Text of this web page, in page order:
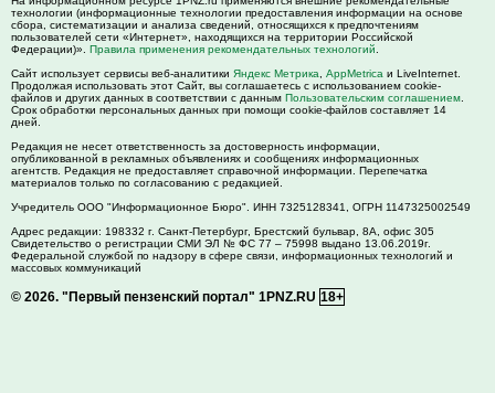
технологии (информационные технологии предоставления информации на основе
сбора, систематизации и анализа сведений, относящихся к предпочтениям
пользователей сети «Интернет», находящихся на территории Российской
Федерации)». Правила применения рекомендательных технологий
Сайт использует сервисы веб-аналитики Яндекс Метрика AppMetrica и LiveInternet.
Продолжая использовать этот Сайт, вы соглашаетесь с использованием cookie-
файлов и других данных в соответствии с данным Пользовательским соглашением
Срок обработки персональных данных при помощи cookie-файлов составляет 14
дней.
Редакция не несет ответственность за достоверность информации,
опубликованной в рекламных объявлениях и сообщениях информационных
агентств. Редакция не предоставляет справочной информации. Перепечатка
материалов только по согласованию с редакцией.
Учредитель ООО "Информационное Бюро". ИНН 7325128341, ОГРН 1147325002549
Адрес редакции: 198332 г. Санкт-Петербург, Брестский бульвар, 8А, офис 305
Свидетельство о регистрации СМИ ЭЛ № ФС 77 – 75998 выдано 13.06.2019г.
Федеральной службой по надзору в сфере связи, информационных технологий и
массовых коммуникаций
© 2026. "Первый пензенский портал" 1PNZ.RU 18+